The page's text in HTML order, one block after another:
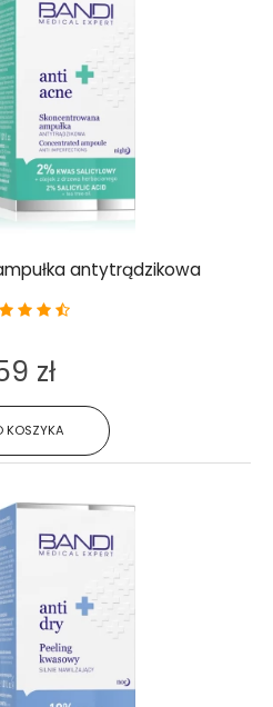
antytrądzikowa
KOSZYKA
zł